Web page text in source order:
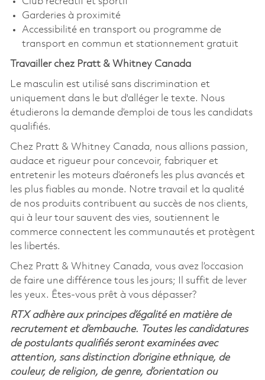
Garderies à proximité
Accessibilité en transport ou programme de
transport en commun et stationnement gratuit
Travailler chez Pratt & Whitney Canada
Le masculin est utilisé sans discrimination et
uniquement dans le but d'alléger le texte. Nous
étudierons la demande d’emploi de tous les candidats
qualifiés.
Chez Pratt & Whitney Canada, nous allions passion,
audace et rigueur pour concevoir, fabriquer et
entretenir les moteurs d’aéronefs les plus avancés et
les plus fiables au monde. Notre travail et la qualité
de nos produits contribuent au succès de nos clients,
qui à leur tour sauvent des vies, soutiennent le
commerce connectent les communautés et protègent
les libertés.
Chez Pratt & Whitney Canada, vous avez l’occasion
de faire une différence tous les jours; Il suffit de lever
les yeux. Êtes-vous prêt à vous dépasser?
RTX adhère aux principes d’égalité en matière de
recrutement et d’embauche. Toutes les candidatures
de postulants qualifiés seront examinées avec
attention, sans distinction d’origine ethnique, de
couleur, de religion, de genre, d’orientation ou